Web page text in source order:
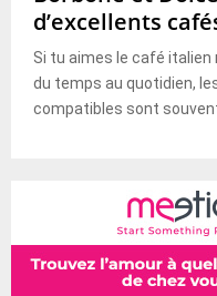
d’excellents
Si tu aimes le café
du temps au quotidien,
compatibles sont souvent